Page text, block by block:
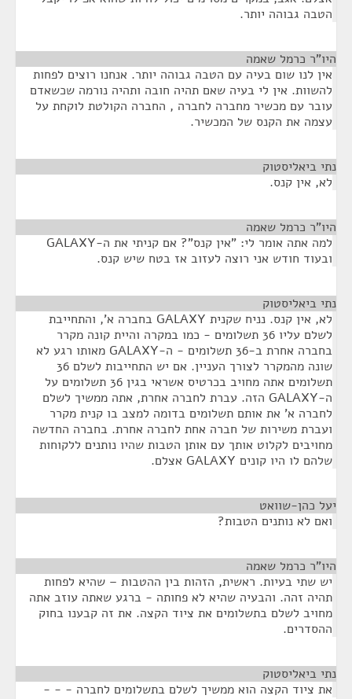
הטבה גבוהה יותר.
היו"ר כרמל שאמה
אין לנו שום בעיה עם הטבה גבוהה יותר. אנחנו רוצים לפחות
להשוות. אין לי בעיה שאם תהיה חובה ותהיה נורמה שכשאדם
עובר עם מכשיר מחברה לחברה , החברה הקולטת לוקחת על
עצמה את הקנס של המכשיר.
נתי ביאליסטוק
לא, אין קנס.
היו"ר כרמל שאמה
למה אתה אומר לי: "אין קנס"? אם קניתי את ה-GALAXY
ובעוד חודש אני רוצה לעזוב אז בטח שיש קנס.
נתי ביאליסטוק
לא, אין קנס. נניח שקנית GALAXY בחברה א', והתחייבת
לשלם עליו 36 תשלומים - כמו במקרה והיית קונה מקרר
בחברה אחרת ב-36 תשלומים - ה-GALAXY מאותו רגע לא
שונה מהמקרר לצורך העניין. אם יש התחייבות לשלם 36
תשלומים אתה מחויב בכרטיס אשראי בגין 36 תשלומים על
ה-GALAXY הזה. עברת לחברה אחרת, אתה ממשיך לשלם
לחברה א' את אותם תשלומים בדומה למצב בו קנית מקרר
ועברת משירות של חברה אחת לחברה אחרת. בחברה החדשה
מחויבים לקלוט אותך עם אותן הטבות שהיו נותנים ללקוחות
שלהם לו היו קונים GALAXY אצלם.
יעל כהן-שוואט
ואם לא נותנים הטבות?
היו"ר כרמל שאמה
יש שתי בעיות. ראשית, הזהות בין ההטבות – שהיא לפחות
תהיה זהה. והבעיה שהיא לא פחותה - ברגע שאתה עוזב אתה
מחויב לשלם בתשלומים את ציוד הקצה. את זה קבענו בחוק
ההסדרים.
נתי ביאליסטוק
את ציוד הקצה הוא ממשיך לשלם בתשלומים לחברה - - -